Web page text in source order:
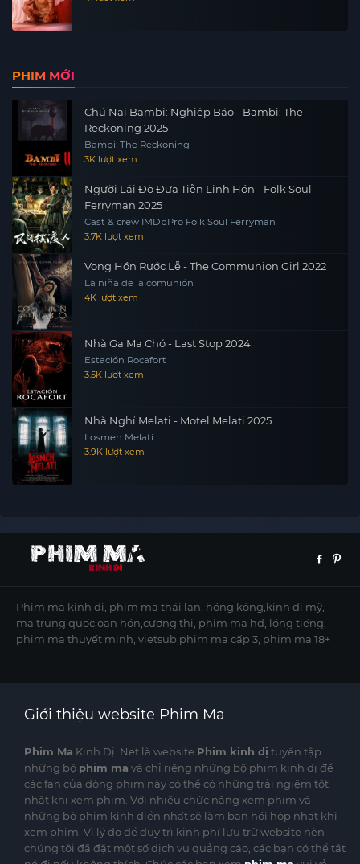
PHIM MỚI
Chú Nai Bambi: Nghiệp Báo - Bambi: The
Reckoning 2025
Bambi: The Reckoning
3K lượt xem
Người Lái Đò Đưa Tiễn Linh Hồn - Folk Soul
Ferryman 2025
Cast & crew IMDbPro Folk Soul Ferryman
3.7K lượt xem
Vong Hồn Rước Lễ - The Communion Girl 2022
La niña de la comunión
4K lượt xem
Nhà Ga Ma Chó - Last Stop 2024
Estación Rocafort
3.5K lượt xem
Nhà Nghỉ Melati - Motel Melati 2025
Losmen Melati
3.9K lượt xem
Phim ma kinh dị, phim ma thái lan, hồng kông,kinh dị mỹ,
ma trung quốc,oan hồn,cương thi, phim ma hd, lồng tiếng,
phim ma thuyết minh, vietsub,phim ma cấp 3, phim ma 18+
Giới thiệu website Phim Ma
Phim Ma Kinh Dị .Net là website Phim kinh dị tuyển tập
những bộ phim ma và chỉ riêng những bộ phim kinh dị để
các fan của dòng phim này có thể có những trải ngiệm tốt
nhất khi xem phim. Với nhiều chức năng xem phim và
những bộ phim kinh điển nhất sẽ làm bạn hồi hộp nhất khi
xem phim. Vì lý do để duy trì kinh phí lưu trữ website nên
chúng tôi đã đặt một số dịch vụ quảng cáo, các bạn có thể tắt